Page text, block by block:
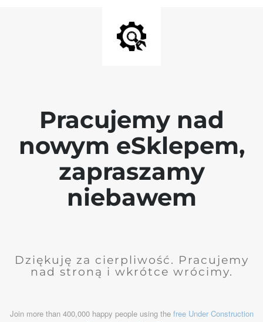
Pracujemy nad
nowym eSklepem,
zapraszamy
niebawem
Dziękuję za cierpliwość. Pracujemy
nad stroną i wkrótce wrócimy.
Join more than 400,000 happy people using the free Under Construction